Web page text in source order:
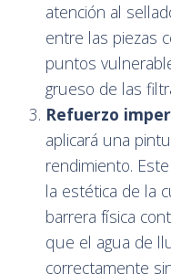
atención al
entre las piezas
puntos
grueso de las
Refuerzo
aplicará una
rendimiento.
la estética de la
barrera física
que el agua de
correctamente